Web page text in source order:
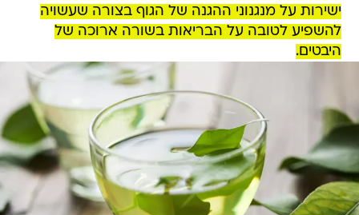
ישירות על מנגנוני ההגנה של הגוף בצורה שעשויה
להשפיע לטובה על הבריאות בשורה ארוכה של
היבטים.